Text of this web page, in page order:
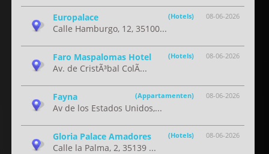
08-06-2026
Europalace (Hotels)
Calle Hamburgo, 12, 35100...
08-06-2026
Faro Maspalomas Hotel (Hotels)
Av. de CristÃ³bal ColÃ...
08-06-2026
Fayna (Appartamenten)
Av de los Estados Unidos,...
08-06-2026
Gloria Palace Amadores (Hotels)
Calle la Palma, 2, 35139 ...